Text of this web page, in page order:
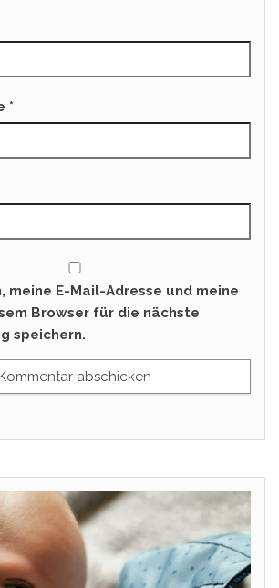
*
meine E-Mail-Adresse und meine
Browser für die nächste
speichern.